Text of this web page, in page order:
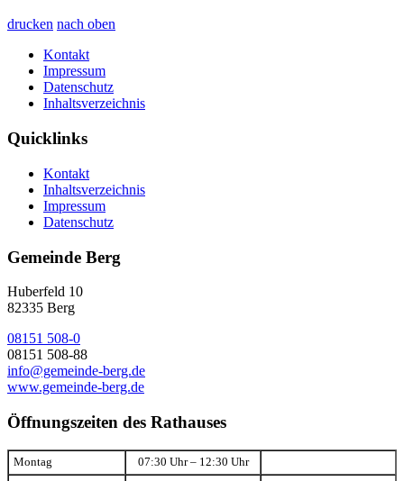
drucken nach oben
Kontakt
Impressum
Datenschutz
Inhaltsverzeichnis
Quicklinks
Kontakt
Inhaltsverzeichnis
Impressum
Datenschutz
Gemeinde Berg
Huberfeld 10
82335 Berg
08151 508-0
08151 508-88
info@gemeinde-berg.de
www.gemeinde-berg.de
Öffnungszeiten des Rathauses
Montag 07:30 Uhr – 12:30 Uhr